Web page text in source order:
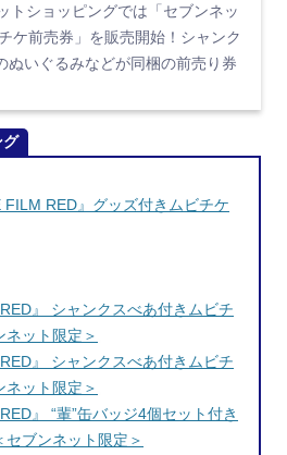
トショッピングでは「セブンネッ
ケ前売券」を販売開始！シャンク
ぬいぐるみなどが同梱の前売り券
グ
FILM RED』グッズ付きムビチケ
』 シャンクスべあ付きムビチ
ット限定＞
』 シャンクスべあ付きムビチ
ット限定＞
』 “輩”缶バッジ4個セット付き
セブンネット限定＞